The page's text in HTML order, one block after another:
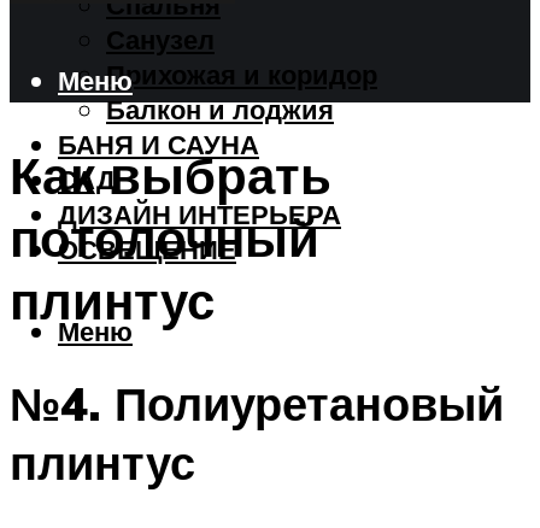
Санузел
Прихожая и коридор
Балкон и лоджия
БАНЯ И САУНА
САД
ДИЗАЙН ИНТЕРЬЕРА
ОСВЕЩЕНИЕ
Меню
Меню
Как выбрать
потолочный
плинтус
№4. Полиуретановый
плинтус